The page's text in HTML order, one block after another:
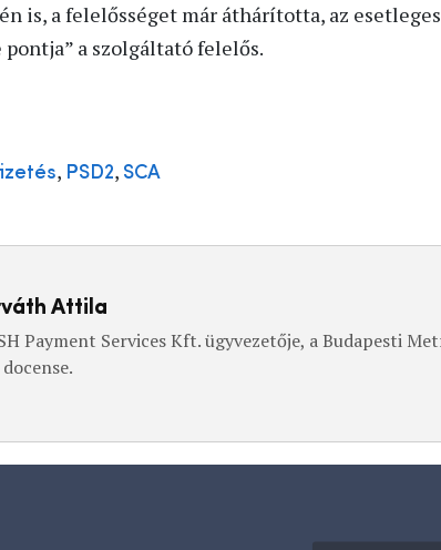
is, a felelősséget már áthárította, az esetleges
a szolgáltató felelős.
, PSD2, SCA
Attila
Payment Services Kft. ügyvezetője, a Budapesti